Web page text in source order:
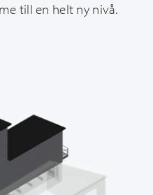
till en helt ny nivå.